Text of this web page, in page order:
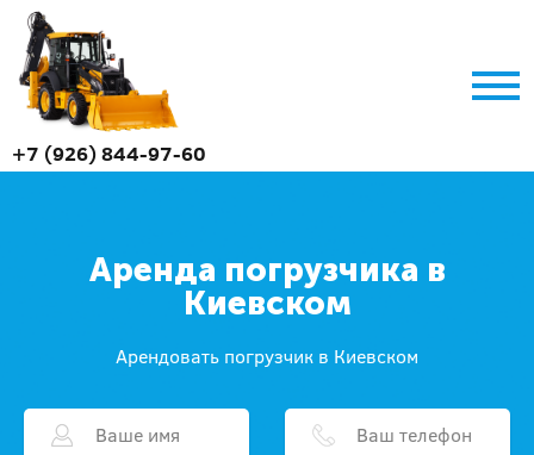
+7 (926) 844-97-60
Аренда погрузчика в
Киевском
Арендовать погрузчик в Киевском